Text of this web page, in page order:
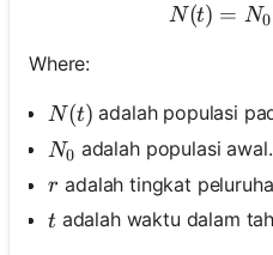
N(t) = N0
Where:
N(t)
N(t) adalah populasi
N_0
N0 adalah populasi awal.
r
r adalah tingkat
t
tadalah waktu dalam